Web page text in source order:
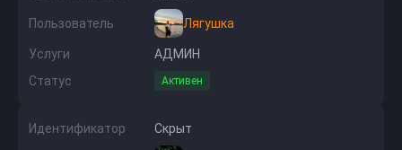
Пользователь Лягушка
Услуги
АДМИН
Статус
Активен
Идентификатор Скрыт